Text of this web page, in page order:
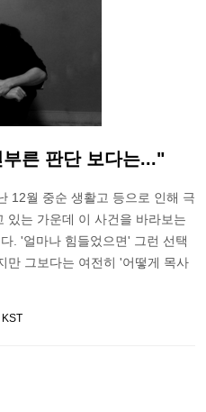
른 판단 보다는..."
12월 중순 생활고 등으로 인해 극
있는 가운데 이 사건을 바라보는
. '얼마나 힘들었으면' 그런 선택
만 그보다는 여전히 '어떻게 목사